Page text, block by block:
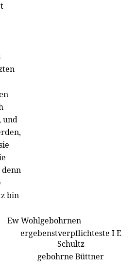
und
denn
bin
Ew Wohlgebohrnen
ergebenstverpflichteste I E
Schultz
gebohrne Büttner